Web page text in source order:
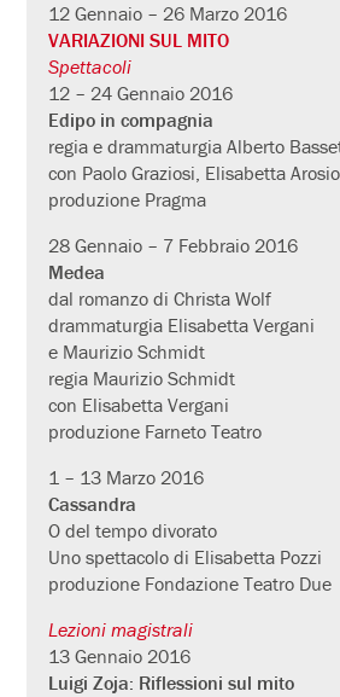
12 Gennaio – 26 Marzo 2016
VARIAZIONI SUL MITO
Spettacoli
12 – 24 Gennaio 2016
Edipo in compagnia
regia e drammaturgia Alberto
con Paolo Graziosi, Elisabetta Arosio
produzione Pragma
28 Gennaio – 7 Febbraio 2016
Medea
dal romanzo di Christa Wolf
drammaturgia Elisabetta Vergani
e Maurizio Schmidt
regia Maurizio Schmidt
con Elisabetta Vergani
produzione Farneto Teatro
1 – 13 Marzo 2016
Cassandra
O del tempo divorato
Uno spettacolo di Elisabetta Pozzi
produzione Fondazione Teatro Due
Lezioni magistrali
13 Gennaio 2016
Luigi Zoja: Riflessioni sul mito